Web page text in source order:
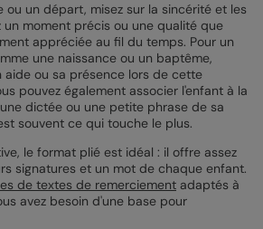
ou un départ, misez sur la sincérité et les
un moment précis ou une qualité que
appréciée au fil du temps. Pour un
une naissance ou un baptême,
aide ou sa présence lors de cette
pouvez également associer l'enfant à la
dictée ou une petite phrase de sa
souvent ce qui touche le plus.
le format plié est idéal : il offre assez
signatures et un mot de chaque enfant.
de textes de remerciement adaptés à
avez besoin d'une base pour